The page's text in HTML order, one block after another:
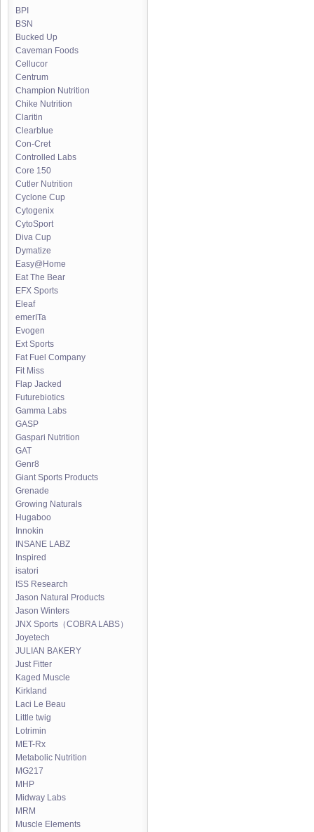
BPI
BSN
Bucked Up
Caveman Foods
Cellucor
Centrum
Champion Nutrition
Chike Nutrition
Claritin
Clearblue
Con-Cret
Controlled Labs
Core 150
Cutler Nutrition
Cyclone Cup
Cytogenix
CytoSport
Diva Cup
Dymatize
Easy@Home
Eat The Bear
EFX Sports
Eleaf
emerITa
Evogen
Ext Sports
Fat Fuel Company
Fit Miss
Flap Jacked
Futurebiotics
Gamma Labs
GASP
Gaspari Nutrition
GAT
Genr8
Giant Sports Products
Grenade
Growing Naturals
Hugaboo
Innokin
INSANE LABZ
Inspired
isatori
ISS Research
Jason Natural Products
Jason Winters
JNX Sports（COBRA LABS）
Joyetech
JULIAN BAKERY
Just Fitter
Kaged Muscle
Kirkland
Laci Le Beau
Little twig
Lotrimin
MET-Rx
Metabolic Nutrition
MG217
MHP
Midway Labs
MRM
Muscle Elements